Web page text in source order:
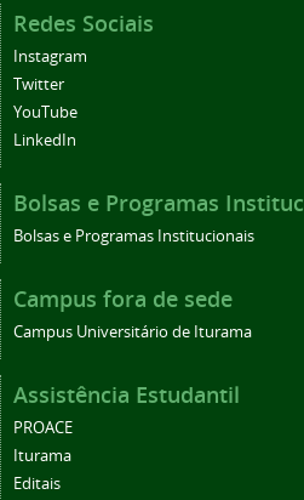
Redes Sociais
Instagram
Twitter
YouTube
LinkedIn
Bolsas e Programas
Bolsas e Programas Institucionais
Campus fora de sede
Campus Universitário de Iturama
Assistência Estudantil
PROACE
Iturama
Editais